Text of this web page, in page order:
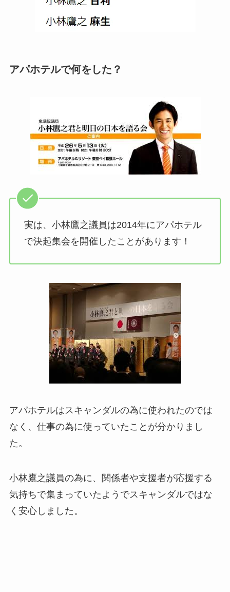
アパホテルで何をした？
実は、小林鷹之議員は2014年にアパホテル
で決起集会を開催したことがあります！
アパホテルはスキャンダルの為に使われたのでは
なく、仕事の為に使っていたことが分かりまし
た。
小林鷹之議員の為に、関係者や支援者が応援する
気持ちで集まっていたようでスキャンダルではな
く安心しました。